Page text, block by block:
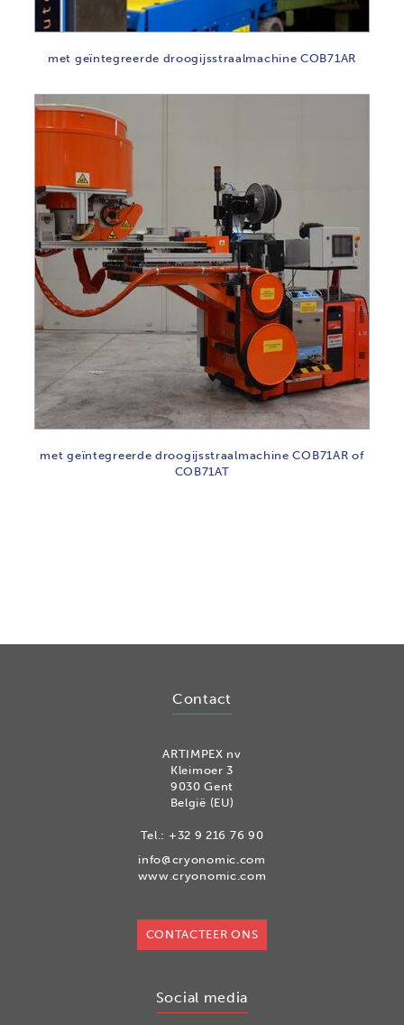
met geïntegreerde droogijsstraalmachine COB71AR
met geïntegreerde droogijsstraalmachine COB71AR of
COB71AT
Contact
ARTIMPEX nv
Kleimoer 3
9030 Gent
België (EU)
Tel.: +32 9 216 76 90
info@cryonomic.com
www.cryonomic.com
CONTACTEER ONS
Social media